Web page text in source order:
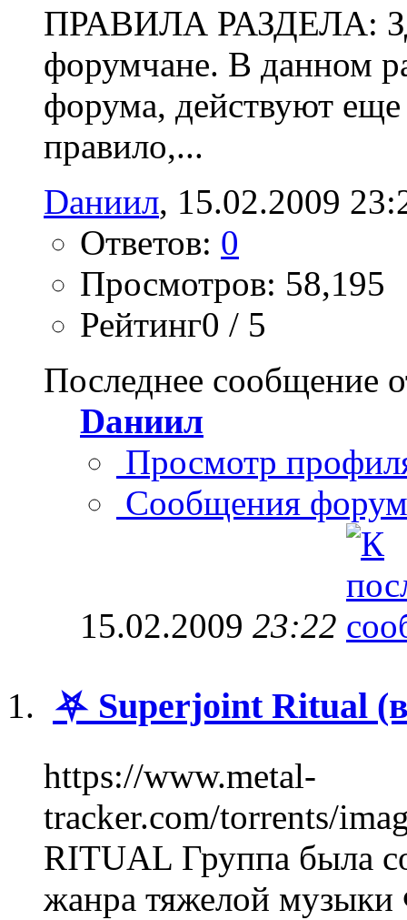
ПРАВИЛА РАЗДЕЛА:
форумчане. В данном
форума, действуют
правило,...
Dаниил, 15.02.2009
Ответов: 0
Просмотров: 58,195
Рейтинг0 / 5
Последнее сообщение
Dаниил
Просмотр
Сообщения
15.02.2009 23:22
⛧ Superjoint Ritual
https://www.metal-
tracker.com/torrents/
RITUAL Группа была
жанра тяжелой